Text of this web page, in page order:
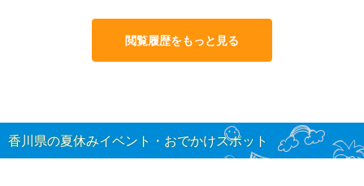
閲覧履歴をもっと見る
香川県の夏休みイベント・おでかけスポット